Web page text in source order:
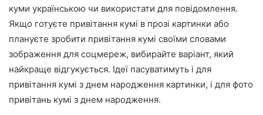
т
а
куми українською чи використати для повідомлення.
Якщо готуєте привітання кумі в прозі картинки або
плануєте зробити привітання кумі своїми словами
зображення для соцмереж, вибирайте варіант, який
найкраще відгукується. Ідеї пасуватимуть і для
привітання кумі з днем народження картинки, і для фото
привітань кумі з днем народження.